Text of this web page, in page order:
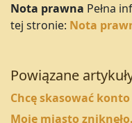
Nota prawna Pełna
tej stronie: Nota
Powiązane
Chcę skasować
Moje miasto zniknęło.